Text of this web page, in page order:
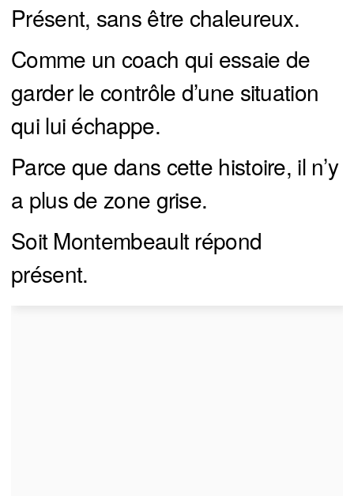
Présent, sans être chaleureux.
Comme un coach qui essaie de
garder le contrôle d’une situation
qui lui échappe.
Parce que dans cette histoire, il n’y
a plus de zone grise.
Soit Montembeault répond
présent.